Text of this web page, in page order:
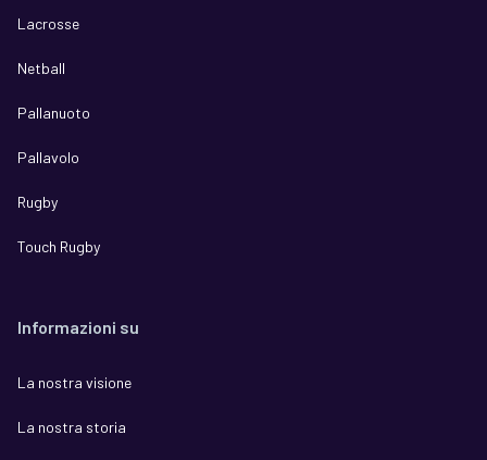
Lacrosse
Netball
Pallanuoto
Pallavolo
Rugby
Touch Rugby
Informazioni su
La nostra visione
La nostra storia